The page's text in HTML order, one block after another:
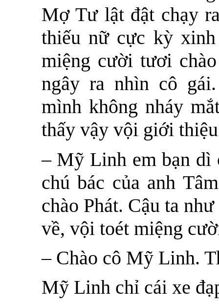
Mợ Tư lật đật chạy
thiếu nữ cực kỳ
miệng cười tươi
ngây ra nhìn cô
mình không nháy
thấy vậy vội giới
– Mỹ Linh em bạn dì
chú bác của anh
chào Phát. Cậu ta
về, vội toét miệng
– Chào cô Mỹ Linh.
Mỹ Linh chỉ cái xe